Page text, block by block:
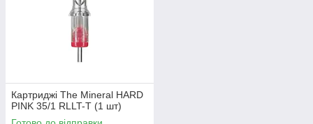
Картриджі The Mineral HARD
PINK 35/1 RLLT-T (1 шт)